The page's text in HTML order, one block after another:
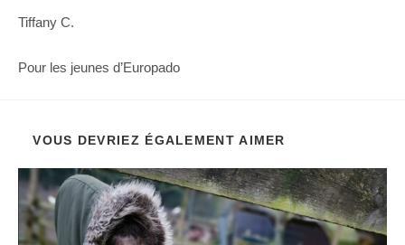
Tiffany C.
Pour les jeunes d’Europado
VOUS DEVRIEZ ÉGALEMENT AIMER